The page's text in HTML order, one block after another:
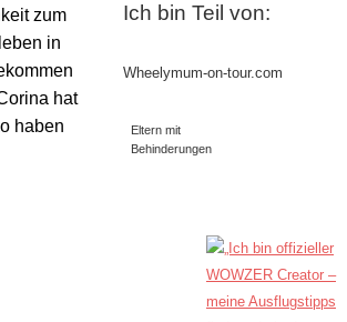
zum
in
hat
haben
Ich bin Teil von:
Wheelymum-on-tour.com
Eltern mit
Behinderungen